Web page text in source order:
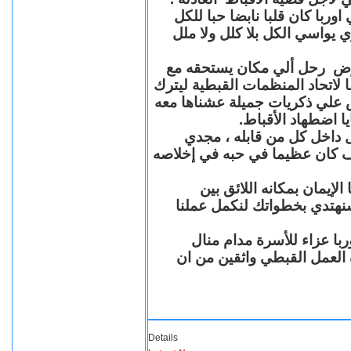
كان قلبا نابضا حبا للكل
يواسي الكل بلا كلل ولا ملل
رحل ألي مكان يستحقه مع
المنظمات القبطية ليترك
علي ذكريات جميلة عشناها معه
اضطهاد الأقباط.
داخل كل من قابله ، مجدي
عظيما في حبه في إخلاصه
بمكانه اللائق بين
بخطواتك لنكمل عملنا
عزاء للأسرة مدام منال
العمل القبطي واثقين من ان
Details